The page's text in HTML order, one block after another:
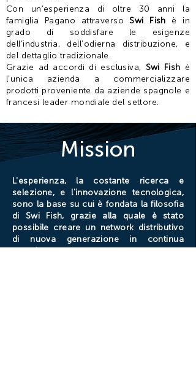
Con un’esperienza di oltre 30 anni la
famiglia Pagano attraversoSwi Fish è in
grado di soddisfare le esigenze
dell’industria, dell’odierna distribuzione, e
del dettaglio tradizionale.
Grazie ad accordi di esclusiva, Swi Fish è
l’unica azienda a commercializzare
prodotti proveniente da aziende spagnole e
francesi leader mondiale del settore.
Mission
L'esperienza, la costante ricerca e
selezione, e l'innovazione tecnologica,
sono la base su cui è fondata la filosofia
di Swi Fish, grazie alla quale è stato
possibile creare un network distributivo
di nuova generazione in continua
crescita.